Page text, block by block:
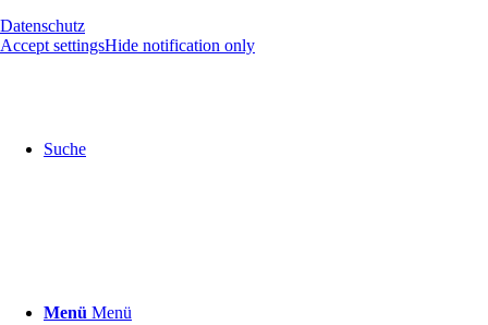
Suche
Menü Menü
Datenschutz
Accept settingsHide notification only